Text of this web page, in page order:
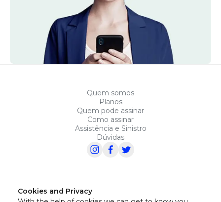
Cookies and Privacy
Quem somos
Planos
Quem pode assinar
Como assinar
Assistência e Sinistro
Dúvidas